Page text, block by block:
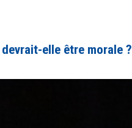
elle être morale ?